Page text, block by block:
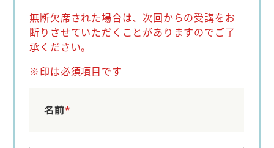
無断欠席された場合は、次回からの受講をお
断りさせていただくことがありますのでご了
承ください。
※印は必須項目です
名前*